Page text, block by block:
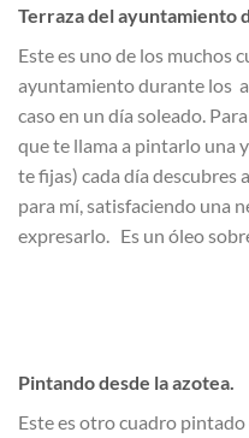
Terraza del ayuntamiento
Este es uno de los muchos
ayuntamiento durante los
caso en un día soleado.
que te llama a pintarlo una
te fijas) cada día descubres
para mí, satisfaciendo una
expresarlo. Es un óleo
Pintando desde la azotea.
Este es otro cuadro pintado